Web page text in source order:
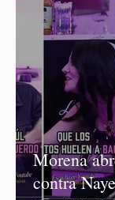
Morena
contra